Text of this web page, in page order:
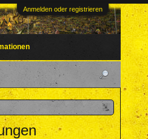
Anmelden oder registrieren